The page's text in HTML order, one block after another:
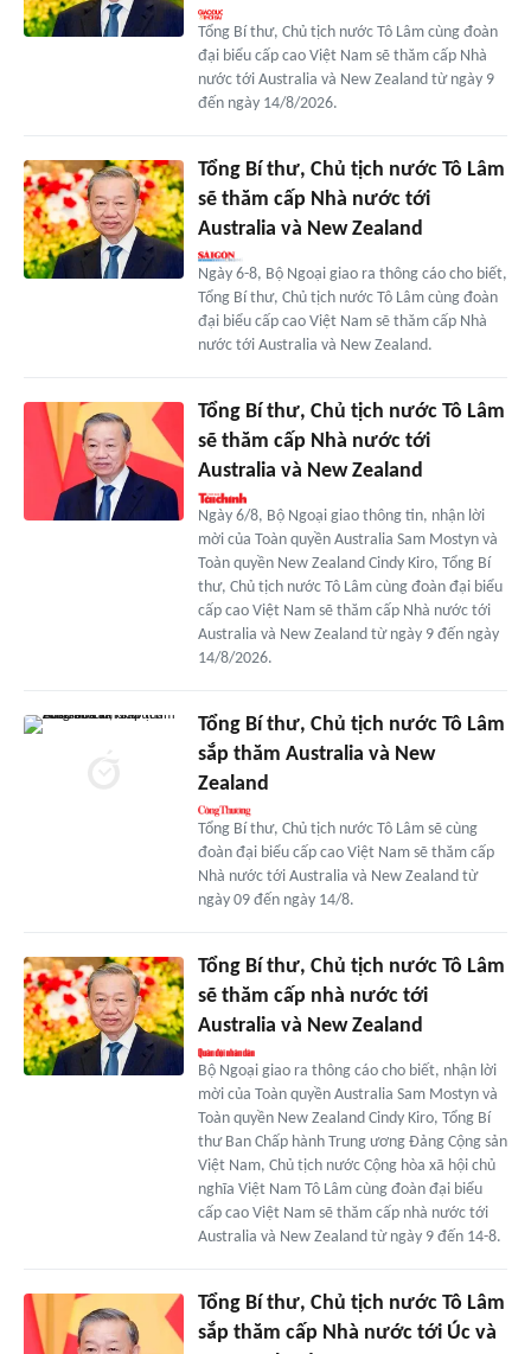
Tổng Bí thư, Chủ tịch nước Tô Lâm cùng đoàn
đại biểu cấp cao Việt Nam sẽ thăm cấp Nhà
nước tới Australia và New Zealand từ ngày 9
đến ngày 14/8/2026.
Tổng Bí thư, Chủ tịch nước Tô Lâm
sẽ thăm cấp Nhà nước tới
Australia và New Zealand
Ngày 6-8, Bộ Ngoại giao ra thông cáo cho biết,
Tổng Bí thư, Chủ tịch nước Tô Lâm cùng đoàn
đại biểu cấp cao Việt Nam sẽ thăm cấp Nhà
nước tới Australia và New Zealand.
Tổng Bí thư, Chủ tịch nước Tô Lâm
sẽ thăm cấp Nhà nước tới
Australia và New Zealand
Ngày 6/8, Bộ Ngoại giao thông tin, nhận lời
mời của Toàn quyền Australia Sam Mostyn và
Toàn quyền New Zealand Cindy Kiro, Tổng Bí
thư, Chủ tịch nước Tô Lâm cùng đoàn đại biểu
cấp cao Việt Nam sẽ thăm cấp Nhà nước tới
Australia và New Zealand từ ngày 9 đến ngày
14/8/2026.
Tổng Bí thư, Chủ tịch nước Tô Lâm
sắp thăm Australia và New
Zealand
Tổng Bí thư, Chủ tịch nước Tô Lâm sẽ cùng
đoàn đại biểu cấp cao Việt Nam sẽ thăm cấp
Nhà nước tới Australia và New Zealand từ
ngày 09 đến ngày 14/8.
Tổng Bí thư, Chủ tịch nước Tô Lâm
sẽ thăm cấp nhà nước tới
Australia và New Zealand
Bộ Ngoại giao ra thông cáo cho biết, nhận lời
mời của Toàn quyền Australia Sam Mostyn và
Toàn quyền New Zealand Cindy Kiro, Tổng Bí
thư Ban Chấp hành Trung ương Đảng Cộng sản
Việt Nam, Chủ tịch nước Cộng hòa xã hội chủ
nghĩa Việt Nam Tô Lâm cùng đoàn đại biểu
cấp cao Việt Nam sẽ thăm cấp nhà nước tới
Australia và New Zealand từ ngày 9 đến 14-8.
Tổng Bí thư, Chủ tịch nước Tô Lâm
sắp thăm cấp Nhà nước tới Úc và